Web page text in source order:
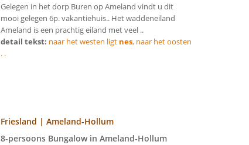
Gelegen in het dorp Buren op Ameland vindt u dit
mooi gelegen 6p. vakantiehuis.. Het waddeneiland
Ameland is een prachtig eiland met veel ..
detail tekst: naar het westen ligt nes, naar het oosten
. .
Friesland | Ameland-Hollum
8-persoons Bungalow in Ameland-Hollum